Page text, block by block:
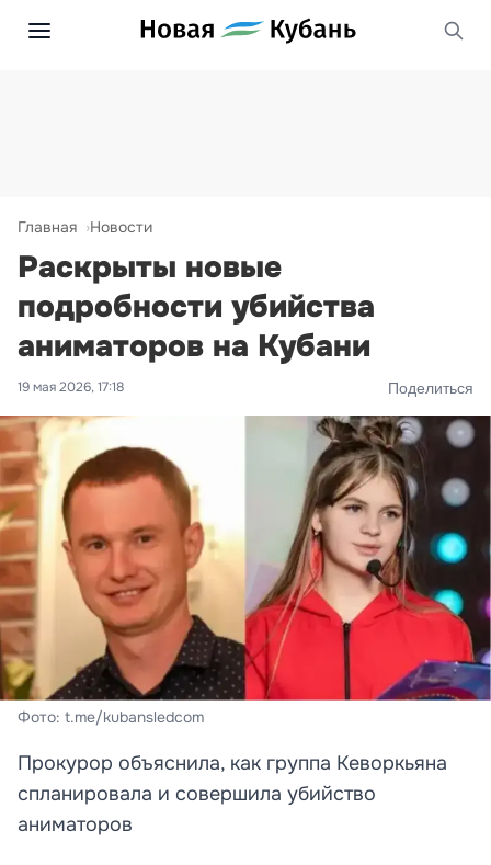
Главная Новости
Раскрыты новые
подробности убийства
аниматоров на Кубани
19 мая 2026, 17:18 Поделиться
Фото: t.me/kubansledcom
Прокурор объяснила, как группа Кеворкьяна
спланировала и совершила убийство
аниматоров